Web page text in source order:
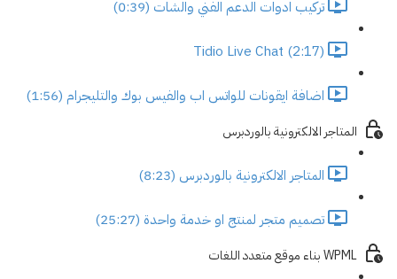
تركيب ادوات الدعم الفني والشات (0:39)
Tidio Live Chat (2:17)
اضافة ايقونات للواتس اب والفيس بوك والتليجرام (1:56)
المتاجر الالكترونية بالوردبرس
المتاجر الالكترونية بالوردبرس (8:23)
تصميم متجر لمنتج او خدمة واحدة (25:27)
WPML بناء موقع متعدد اللغات